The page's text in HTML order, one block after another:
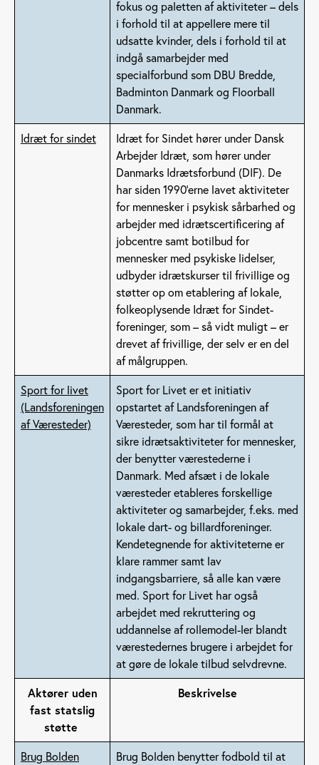
fokus og paletten af aktiviteter – dels
i forhold til at appellere mere til
udsatte kvinder, dels i forhold til at
indgå samarbejder med
specialforbund som DBU Bredde,
Badminton Danmark og Floorball
Danmark.
Idræt for sindet
Idræt for Sindet hører under Dansk
Arbejder Idræt, som hører under
Danmarks Idrætsforbund (DIF). De
har siden 1990’erne lavet aktiviteter
for mennesker i psykisk sårbarhed og
arbejder med idrætscertificering af
jobcentre samt botilbud for
mennesker med psykiske lidelser,
udbyder idrætskurser til frivillige og
støtter op om etablering af lokale,
folkeoplysende Idræt for Sindet-
foreninger, som – så vidt muligt – er
drevet af frivillige, der selv er en del
af målgruppen.
Sport for livet
(Landsforeningen
af Væresteder)
Sport for Livet er et initiativ
opstartet af Landsforeningen af
Væresteder, som har til formål at
sikre idrætsaktiviteter for mennesker,
der benytter værestederne i
Danmark. Med afsæt i de lokale
væresteder etableres forskellige
aktiviteter og samarbejder, f.eks. med
lokale dart- og billardforeninger.
Kendetegnende for aktiviteterne er
klare rammer samt lav
indgangsbarriere, så alle kan være
med. Sport for Livet har også
arbejdet med rekruttering og
uddannelse af rollemodel-ler blandt
værestedernes brugere i arbejdet for
at gøre de lokale tilbud selvdrevne.
Aktører uden
fast statslig
støtte
Beskrivelse
Brug Bolden
Brug Bolden benytter fodbold til at